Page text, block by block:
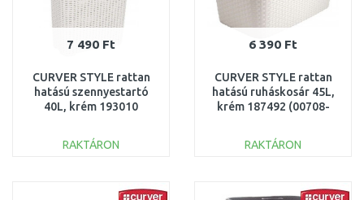
7 490 Ft
CURVER STYLE rattan
hatású szennyestartó
40L, krém 193010
RAKTÁRON
Összehasonlítás
6 390 Ft
CURVER STYLE rattan
hatású ruháskosár 45L,
krém 187492 (00708-
RAKTÁRON
Összehasonlítás